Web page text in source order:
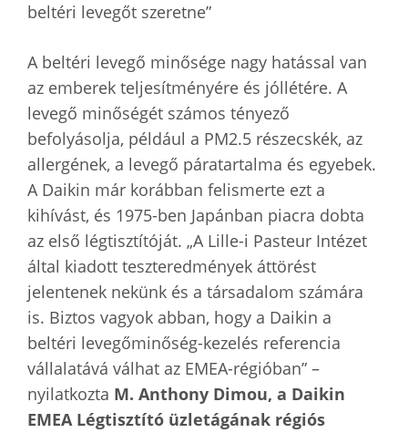
beltéri levegőt szeretne”
A beltéri levegő minősége nagy hatással van
az emberek teljesítményére és jóllétére. A
levegő minőségét számos tényező
befolyásolja, például a PM2.5 részecskék, az
allergének, a levegő páratartalma és egyebek.
A Daikin már korábban felismerte ezt a
kihívást, és 1975-ben Japánban piacra dobta
az első légtisztítóját. „A Lille-i Pasteur Intézet
által kiadott teszteredmények áttörést
jelentenek nekünk és a társadalom számára
is. Biztos vagyok abban, hogy a Daikin a
beltéri levegőminőség-kezelés referencia
vállalatává válhat az EMEA-régióban” –
nyilatkozta M. Anthony Dimou, a Daikin
EMEA Légtisztító üzletágának régiós